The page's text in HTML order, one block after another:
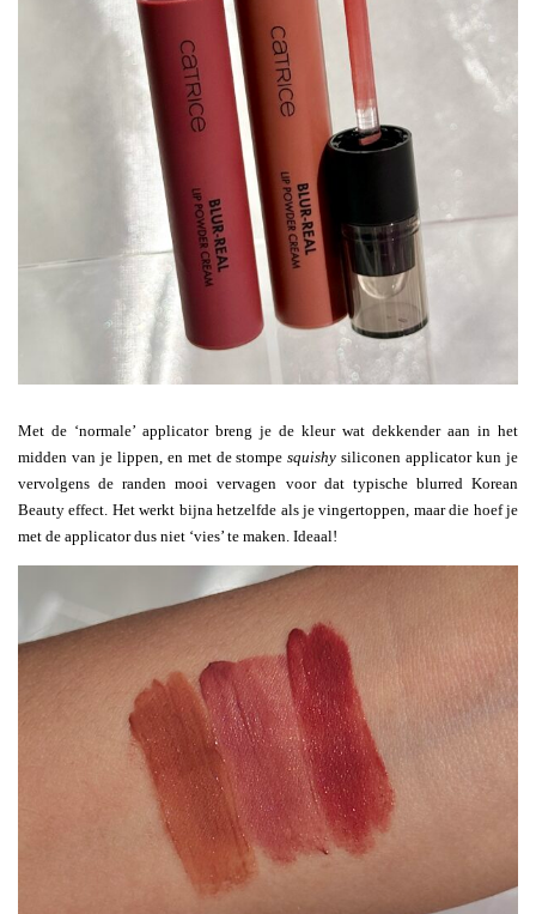
Met de ‘normale’ applicator breng je de kleur wat dekkender aan in het
midden van je lippen, en met de stompesquishy siliconen applicator kun je
vervolgens de randen mooi vervagen voor dat typische blurred Korean
Beauty effect. Het werkt bijna hetzelfde als je vingertoppen, maar die hoef je
met de applicator dus niet ‘vies’ te maken. Ideaal!